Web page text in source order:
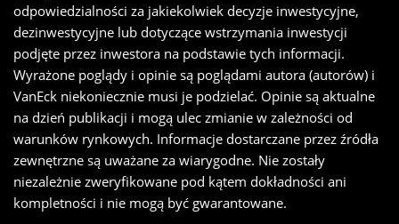
odpowiedzialności za jakiekolwiek decyzje inwestycyjne,
dezinwestycyjne lub dotyczące wstrzymania inwestycji
podjęte przez inwestora na podstawie tych informacji.
Wyrażone poglądy i opinie są poglądami autora (autorów) i
VanEck niekoniecznie musi je podzielać. Opinie są aktualne
na dzień publikacji i mogą ulec zmianie w zależności od
warunków rynkowych. Informacje dostarczane przez źródła
zewnętrzne są uważane za wiarygodne. Nie zostały
niezależnie zweryfikowane pod kątem dokładności ani
kompletności i nie mogą być gwarantowane.